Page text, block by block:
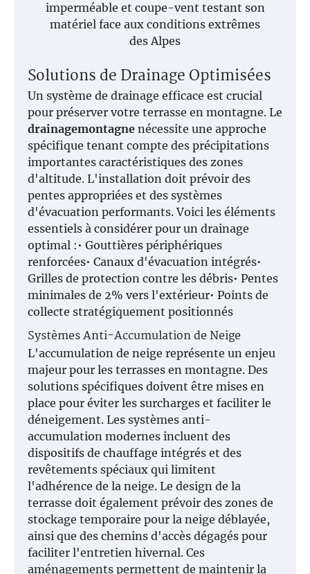
imperméable et coupe-vent testant son
matériel face aux conditions extrêmes
des Alpes
Solutions de Drainage Optimisées
Un système de drainage efficace est crucial
pour préserver votre terrasse en montagne. Le
drainagemontagne nécessite une approche
spécifique tenant compte des précipitations
importantes caractéristiques des zones
d'altitude. L'installation doit prévoir des
pentes appropriées et des systèmes
d'évacuation performants. Voici les éléments
essentiels à considérer pour un drainage
optimal :• Gouttières périphériques
renforcées• Canaux d'évacuation intégrés•
Grilles de protection contre les débris• Pentes
minimales de 2% vers l'extérieur• Points de
collecte stratégiquement positionnés
Systèmes Anti-Accumulation de Neige
L'accumulation de neige représente un enjeu
majeur pour les terrasses en montagne. Des
solutions spécifiques doivent être mises en
place pour éviter les surcharges et faciliter le
déneigement. Les systèmes anti-
accumulation modernes incluent des
dispositifs de chauffage intégrés et des
revêtements spéciaux qui limitent
l'adhérence de la neige. Le design de la
terrasse doit également prévoir des zones de
stockage temporaire pour la neige déblayée,
ainsi que des chemins d'accès dégagés pour
faciliter l'entretien hivernal. Ces
aménagements permettent de maintenir la